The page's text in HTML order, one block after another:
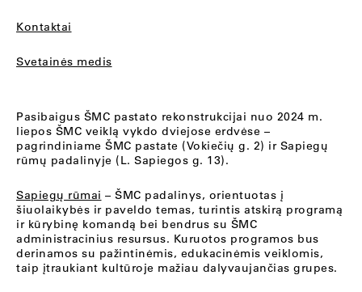
Kontaktai
Svetainės medis
Pasibaigus ŠMC pastato rekonstrukcijai nuo 2024 m.
liepos ŠMC veiklą vykdo dviejose erdvėse –
pagrindiniame ŠMC pastate (Vokiečių g. 2) ir Sapiegų
rūmų padalinyje (L. Sapiegos g. 13).
Sapiegų rūmai – ŠMC padalinys, orientuotas į
šiuolaikybės ir paveldo temas, turintis atskirą programą
ir kūrybinę komandą bei bendrus su ŠMC
administracinius resursus. Kuruotos programos bus
derinamos su pažintinėmis, edukacinėmis veiklomis,
taip įtraukiant kultūroje mažiau dalyvaujančias grupes.